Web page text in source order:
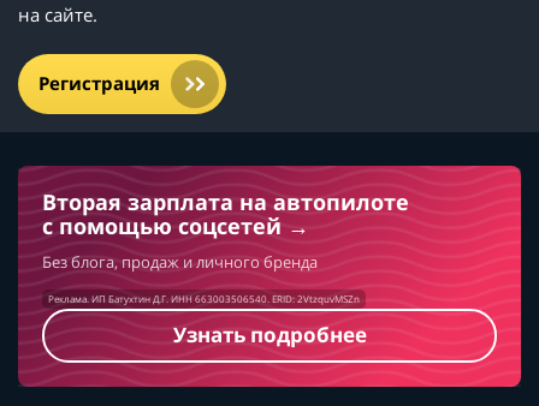
на сайте.
Регистрация
Вторая зарплата на автопилоте
с помощью соцсетей
Без блога, продаж и личного бренда
Реклама. ИП Батухтин Д.Г. ИНН 663003506540. ERID: 2VtzquvMSZn
Узнать подробнее